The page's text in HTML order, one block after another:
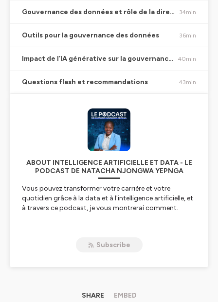
Gouvernance des données et rôle de la direction 34min
Outils pour la gouvernance des données 36min
Impact de l’IA générative sur la gouvernance des données 40min
Questions flash et recommandations 43min
ABOUT INTELLIGENCE ARTIFICIELLE ET DATA - LE
PODCAST DE NATACHA NJONGWA YEPNGA
Vous pouvez transformer votre carrière et votre
quotidien grâce à la data et à l'intelligence artificielle, et
à travers ce podcast, je vous montrerai comment.
tout en enseignant à l'ENSAI, une école d'ingénieurs
Subscribe
SHARE EMBED